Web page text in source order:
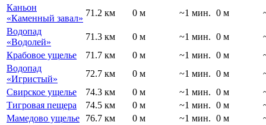
Каньон
«Каменный завал»
71.2 км 0 м ~1 мин. 0 м
Водопад
«Водолей»
71.3 км 0 м ~1 мин. 0 м
Крабовое ущелье
71.7 км 0 м ~1 мин. 0 м
Водопад
«Игристый»
72.7 км 0 м ~1 мин. 0 м
Свирское ущелье
74.3 км 0 м ~1 мин. 0 м
Тигровая пещера
74.5 км 0 м ~1 мин. 0 м
Мамедово ущелье
76.7 км 0 м ~1 мин. 0 м